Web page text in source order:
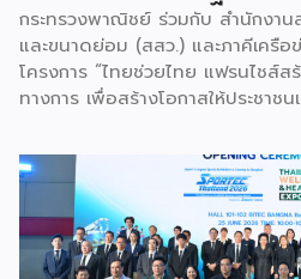
ข้นรวม […]
กระทรวงพาณิชย์ ร่วมกับ สำนักงาน
และขนาดย่อม (สสว.) และภาคีเครือ
โครงการ “ไทยช่วยไทย แฟรนไชส์
ทางการ เพื่อสร้างโอกาสให้ประชาช
ทั้งเงินอุดหนุน พื้นที่ค้าขาย แหล่งเงิ
ดิจิทัล เพื่อสร้างอาชีพ เพิ่มรายได้ แล
เศรษฐกิจฐานราก นางศุภจี สุธร
รัฐมนตรีว่าการกระทรวงพาณิชย์ เป็น
ช่วยไทย แฟรนไชส์สร้างอาชีพ พลั